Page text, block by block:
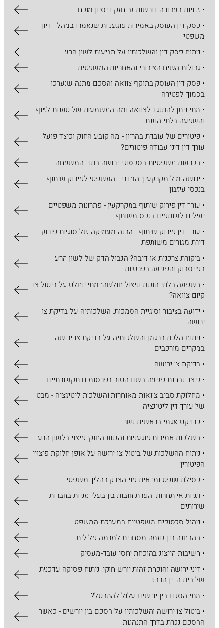
• זכויות בעבודה דורשות גב חזק וניסיון מוכח
• פסק דין העוסק באמירות פוגעניות שנאמרו במהלך דיון
משפטי
• ניתוח פסק דין והשלכותיו על תביעות לשון הרע
• גבולות השיח הציבורי והאחריות המשפטית
• פסק דין העוסק בתוקף צוואה והסכם מתנה שנערכו
בסמוך לפטירה
• מתי ניתן להתנגד לצוואה ומה המשמעות של טענות לזיוף
והשפעה בלתי הוגנת
• פיטורים של עובדת בהריון - מה קובע החוק וכיצד פועל
עורך דין דיני עבודה פיטורים?
• הכרעות משפטיות בסכסוכי ירושה בתוך המשפחה
• ירושה מול מקרקעין: המדריך המשפטי לפירוק שיתוף
בנכסי עיזבון
• עורך דין פירוק שיתוף במקרקעין - פתרונות משפטיים
יעילים לשותפים בנכס משותף
• עורך דין פירוק שיתוף - הבנה מעמיקה של סוגיות פירוק
דירת מגורים משותפת
• ביקורת צרכנית או דיבה? הגבול הדק של לשון הרע
בפייסבוק והפגיעה בפרטיות
• השפעה בלתי הוגנת וניצול חולשה: מתי יוחלט על ביטול צו
קיום צוואה?
• ידועה בציבור וסוגיית הסמכות: השלכותיה על בדיקת צו
ירושה
• ניתוח הלכת ברגמן והשלכותיה על בדיקת צו ירושה
במקרים מורכבים
• בדיקת צו ירושה
• כיצד נבחנת פגיעה בשם הטוב בפרסומים תקשורתיים
• מחלוקת סביב צוואות מאוחרות והשלכות ליטיגציה - מבט
של עורך דין ליטיגציה
• פרויקט אגמי בראשית נשר
• השלכות אמירות פוגעניות והגנות החוק: פיצוי בלשון הרע
• ניתוח ההשלכות של ביטול צו ירושה על אופן חלוקת פיצויי
הפיטורין
• פסילת שופט ומראית פני הצדק בהליך משפטי
• תניות אי תחרות והפרת חובות בין בעלי מניות בחברות
שירותים
• ניהול סכסוכים משפטיים במערכת המשפט
• ההבחנה בין גוזמה מסחרית למרמה פלילית
• חשיבות הייצוג בהוכחת יחסי עובד-מעסיק
• דיני ירושה והוכחת זהות יורש חוקי: ניתוח פסיקה עדכנית
של בית הדין הרבני
• מתי הסכם בין יורשים עלול להתבטל?
• ביטול צו ירושה והשלכותיו על הסכם בין יורשים - כאשר
ההסכם נכרת בדרך התנהגות